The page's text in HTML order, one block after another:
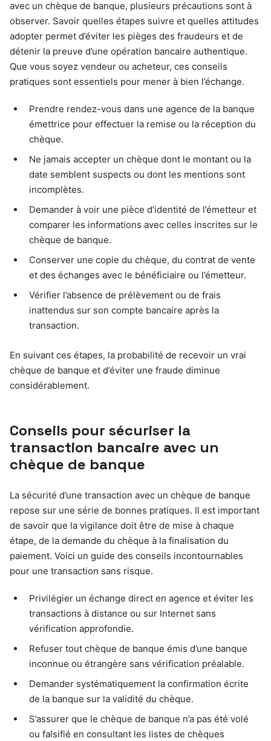
avec un chèque de banque, plusieurs précautions sont à
observer. Savoir quelles étapes suivre et quelles attitudes
adopter permet d’éviter les pièges des fraudeurs et de
détenir la preuve d’une opération bancaire authentique.
Que vous soyez vendeur ou acheteur, ces conseils
pratiques sont essentiels pour mener à bien l’échange.
Prendre rendez-vous dans une agence de la banque
émettrice pour effectuer la remise ou la réception du
chèque.
Ne jamais accepter un chèque dont le montant ou la
date semblent suspects ou dont les mentions sont
incomplètes.
Demander à voir une pièce d’identité de l’émetteur et
comparer les informations avec celles inscrites sur le
chèque de banque.
Conserver une copie du chèque, du contrat de vente
et des échanges avec le bénéficiaire ou l’émetteur.
Vérifier l’absence de prélèvement ou de frais
inattendus sur son compte bancaire après la
transaction.
En suivant ces étapes, la probabilité de recevoir un vrai
chèque de banque et d’éviter une fraude diminue
considérablement.
Conseils pour sécuriser la
transaction bancaire avec un
chèque de banque
La sécurité d’une transaction avec un chèque de banque
repose sur une série de bonnes pratiques. Il est important
de savoir que la vigilance doit être de mise à chaque
étape, de la demande du chèque à la finalisation du
paiement. Voici un guide des conseils incontournables
pour une transaction sans risque.
Privilégier un échange direct en agence et éviter les
transactions à distance ou sur Internet sans
vérification approfondie.
Refuser tout chèque de banque émis d’une banque
inconnue ou étrangère sans vérification préalable.
Demander systématiquement la confirmation écrite
de la banque sur la validité du chèque.
S’assurer que le chèque de banque n’a pas été volé
ou falsifié en consultant les listes de chèques